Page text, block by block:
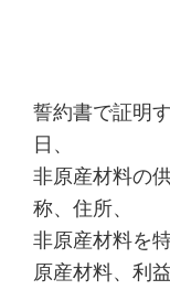
誓約書で証明
日、
非原産材料の
称、住所、
非原産材料を
原産材料、利